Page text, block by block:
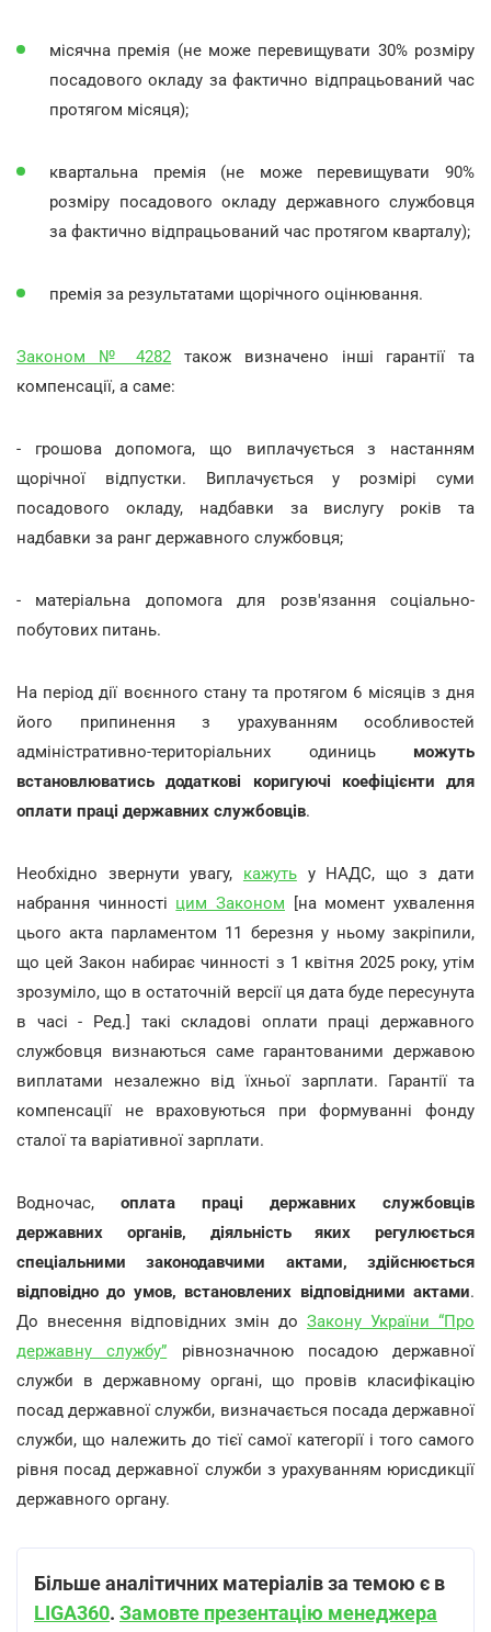
місячна премія (не може перевищувати 30% розміру
посадового окладу за фактично відпрацьований час
протягом місяця);
квартальна премія (не може перевищувати 90%
розміру посадового окладу державного службовця
за фактично відпрацьований час протягом кварталу);
премія за результатами щорічного оцінювання.
Законом № 4282 також визначено інші гарантії та
компенсації, а саме:
- грошова допомога, що виплачується з настанням
щорічної відпустки. Виплачується у розмірі суми
посадового окладу, надбавки за вислугу років та
надбавки за ранг державного службовця;
- матеріальна допомога для розв'язання соціально-
побутових питань.
На період дії воєнного стану та протягом 6 місяців з дня
його припинення з урахуванням особливостей
адміністративно-територіальних одиниць можуть
встановлюватись додаткові коригуючі коефіцієнти для
оплати праці державних службовців.
Необхідно звернути увагу, кажутьу НАДС, що з дати
набрання чинності цим Законом [на момент ухвалення
цього акта парламентом 11 березня у ньому закріпили,
що цей Закон набирає чинності з 1 квітня 2025 року, утім
зрозуміло, що в остаточній версії ця дата буде пересунута
в часі - Ред.] такі складові оплати праці державного
службовця визнаються саме гарантованими державою
виплатами незалежно від їхньої зарплати. Гарантії та
компенсації не враховуються при формуванні фонду
сталої та варіативної зарплати.
Водночас, оплата праці державних службовців
державних органів, діяльність яких регулюється
спеціальними законодавчими актами, здійснюється
відповідно до умов, встановлених відповідними актами.
До внесення відповідних змін до Закону України “Про
державну службу” рівнозначною посадою державної
служби в державному органі, що провів класифікацію
посад державної служби, визначається посада державної
служби, що належить до тієї самої категорії і того самого
рівня посад державної служби з урахуванням юрисдикції
державного органу.
Більше аналітичних матеріалів за темою є в
LIGA360. Замовте презентацію менеджера